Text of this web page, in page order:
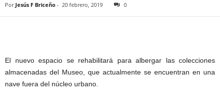
Por Jesús F Briceño - 20 febrero, 2019 0
El nuevo espacio se rehabilitará para albergar las colecciones
almacenadas del Museo, que actualmente se encuentran en una
nave fuera del núcleo urbano.